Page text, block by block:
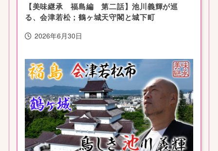
【美味継承 福島編 第二話】池川義輝が巡
る、会津若松；鶴ヶ城天守閣と城下町
2026年6月30日